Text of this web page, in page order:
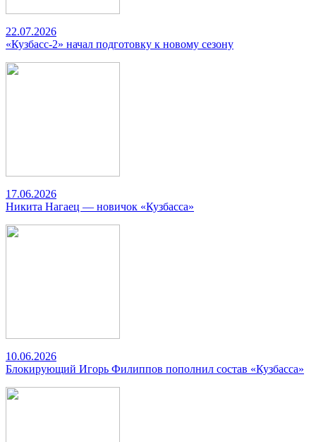
22.07.2026
«Кузбасс-2» начал подготовку к новому сезону
17.06.2026
Никита Нагаец — новичок «Кузбасса»
10.06.2026
Блокирующий Игорь Филиппов пополнил состав «Кузбасса»